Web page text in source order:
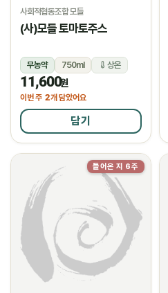
사회적협동조합 모들
(사)모들 토마토주스
무농약 750ml 상온
11,600원
이번 주 2개 담았어요
담기
들어온 지 6주